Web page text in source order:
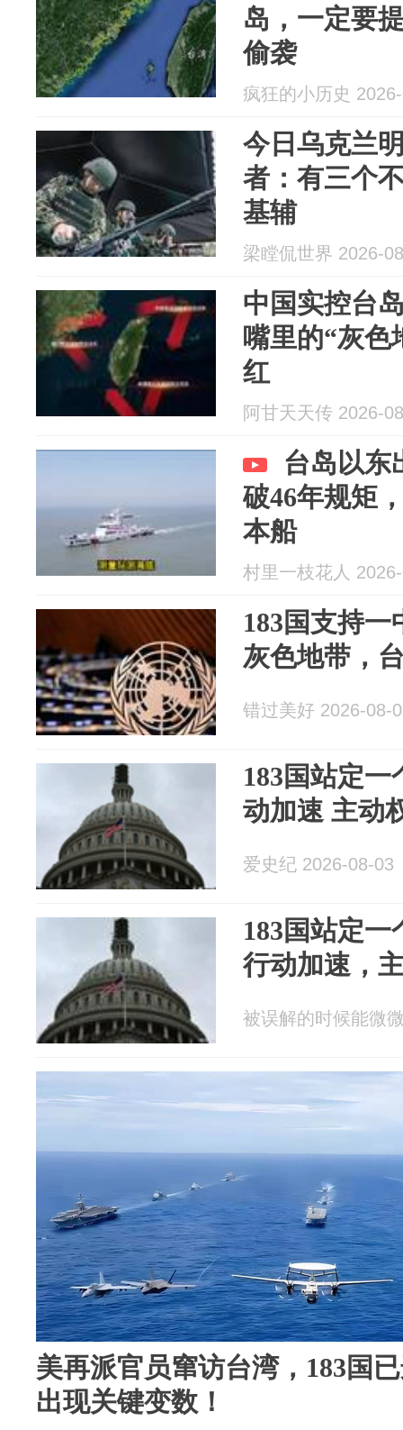
岛，一定要
偷袭
疯狂的小历史
今日乌克兰
者：有三个
基辅
梁瞠侃世界 2026-
中国实控台
嘴里的“灰色
红
阿甘天天传 2026-
台岛以东
破46年规矩
本船
村里一枝花人
183国支持
灰色地带，
错过美好 2026-08-
183国站定
动加速 主动
爱史纪 2026-08-03
183国站定
行动加速，
被误解的时候能微
美再派官员窜访台湾，183国
出现关键变数！